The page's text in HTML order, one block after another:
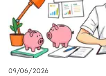
09/06/2026